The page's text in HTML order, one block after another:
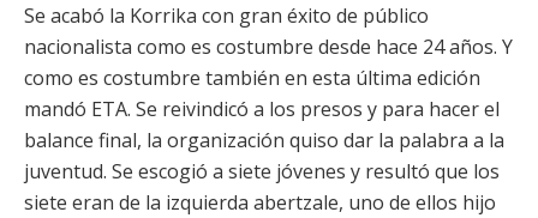
Se acabó la Korrika con gran éxito de público
nacionalista como es costumbre desde hace 24 años. Y
como es costumbre también en esta última edición
mandó ETA. Se reivindicó a los presos y para hacer el
balance final, la organización quiso dar la palabra a la
juventud. Se escogió a siete jóvenes y resultó que los
siete eran de la izquierda abertzale, uno de ellos hijo